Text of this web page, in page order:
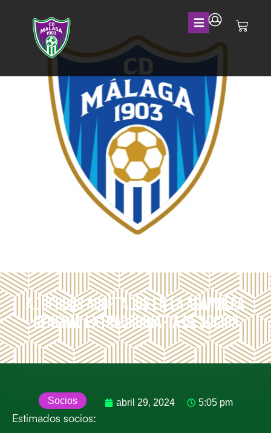
Acuerdos adoptados en la Asamblea
General Extraordinaria de Socios
Socios abril 29, 2024 5:05 pm
Estimados socios: